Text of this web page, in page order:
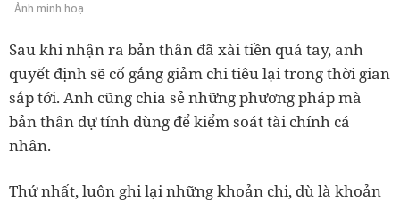
Ảnh minh hoạ
Sau khi nhận ra bản thân đã xài tiền quá tay, anh
quyết định sẽ cố gắng giảm chi tiêu lại trong thời gian
sắp tới. Anh cũng chia sẻ những phương pháp mà
bản thân dự tính dùng để kiểm soát tài chính cá
nhân.
Thứ nhất, luôn ghi lại những khoản chi, dù là khoản